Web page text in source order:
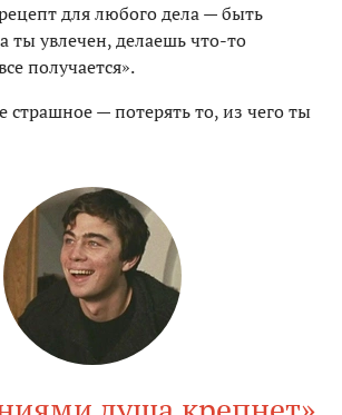
для любого дела — быть
ты увлечен, делаешь что-то
получается».
страшное — потерять то, из чего ты